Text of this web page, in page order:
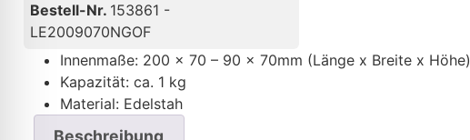
Bestell-Nr. 153861 -
LE2009070NGOF
Innenmaße: 200 x 70 – 90 x 70mm (Länge x Breite x Höhe)
Kapazität: ca. 1 kg
Material: Edelstah
Beschreibung